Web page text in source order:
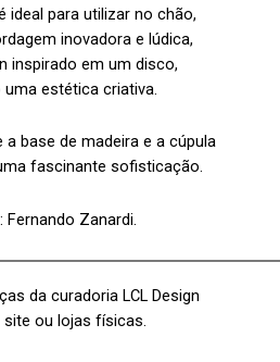
ideal para utilizar no chão,
inovadora e lúdica,
inspirado em um disco,
estética criativa.
base de madeira e a cúpula
fascinante sofisticação.
Fernando Zanardi.
da curadoria LCL Design
ou lojas físicas.